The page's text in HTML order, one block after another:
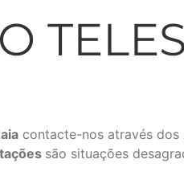
contacte-nos através dos
são situações